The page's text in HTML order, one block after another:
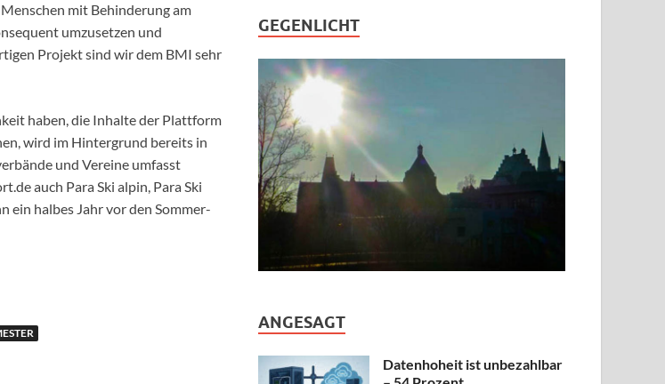
mit Behinderung am
umzusetzen und
Projekt sind wir dem BMI sehr
haben, die Inhalte der Plattform
wird im Hintergrund bereits in
und Vereine umfasst
auch Para Ski alpin, Para Ski
halbes Jahr vor den Sommer-
GEGENLICHT
ANGESAGT
Datenhoheit ist unbezahlbar